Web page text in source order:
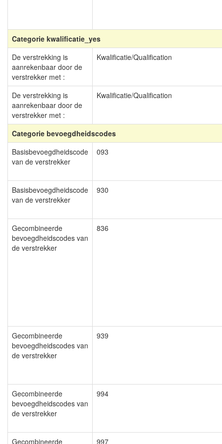
Categorie kwalificatie_yes
De verstrekking is
aanrekenbaar door de
verstrekker met :
Kwalificatie/Qualification
De verstrekking is
aanrekenbaar door de
verstrekker met :
Kwalificatie/Qualification
Categorie bevoegdheidscodes
Basisbevoegdheidscode
van de verstrekker
093
Basisbevoegdheidscode
van de verstrekker
930
Gecombineerde
bevoegdheidscodes van
de verstrekker
836
Gecombineerde
bevoegdheidscodes van
de verstrekker
939
Gecombineerde
bevoegdheidscodes van
de verstrekker
994
Gecombineerde 997